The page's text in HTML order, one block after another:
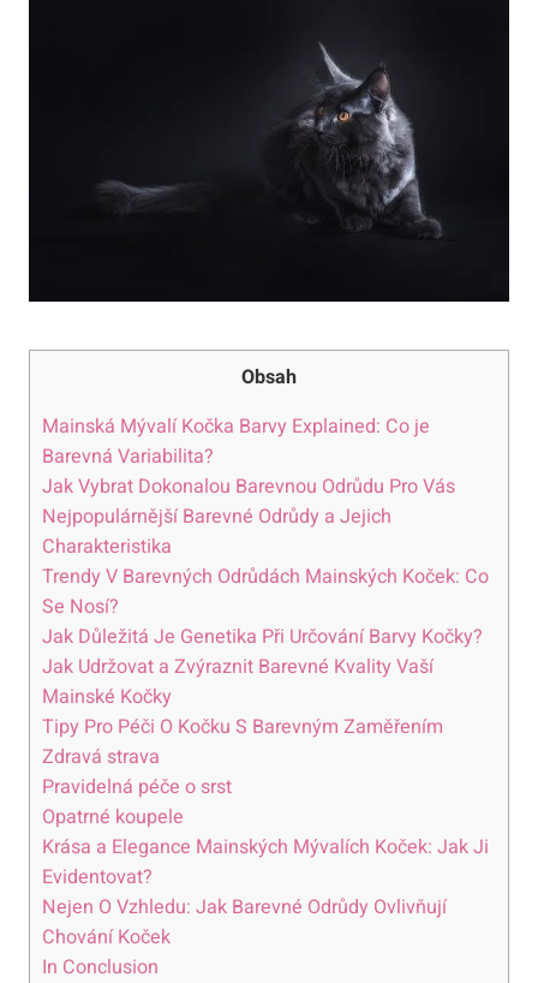
Obsah
Mainská Mývalí Kočka Barvy Explained: Co je
Barevná Variabilita?
Jak Vybrat Dokonalou Barevnou Odrůdu Pro Vás
Nejpopulárnější Barevné Odrůdy a Jejich
Charakteristika
Trendy V Barevných Odrůdách Mainských Koček: Co
Se Nosí?
Jak Důležitá Je Genetika Při Určování Barvy Kočky?
Jak Udržovat a Zvýraznit Barevné Kvality Vaší
Mainské Kočky
Tipy Pro Péči O Kočku S Barevným Zaměřením
Zdravá strava
Pravidelná péče o srst
Opatrné koupele
Krása a Elegance Mainských Mývalích Koček: Jak Ji
Evidentovat?
Nejen O Vzhledu: Jak Barevné Odrůdy Ovlivňují
Chování Koček
In Conclusion